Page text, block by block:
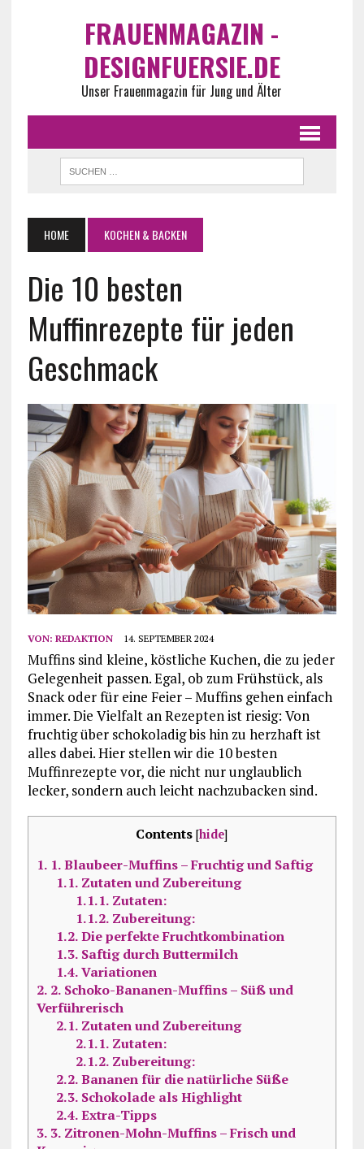
FRAUENMAGAZIN -
DESIGNFUERSIE.DE
Unser Frauenmagazin für Jung und Älter
HOME KOCHEN & BACKEN
Die 10 besten
Muffinrezepte für jeden
Geschmack
VON: REDAKTION 14. SEPTEMBER 2024
Muffins sind kleine, köstliche Kuchen, die zu jeder
Gelegenheit passen. Egal, ob zum Frühstück, als
Snack oder für eine Feier – Muffins gehen einfach
immer. Die Vielfalt an Rezepten ist riesig: Von
fruchtig über schokoladig bis hin zu herzhaft ist
alles dabei. Hier stellen wir die 10 besten
Muffinrezepte vor, die nicht nur unglaublich
lecker, sondern auch leicht nachzubacken sind.
Contents [hide]
1.1. Blaubeer-Muffins – Fruchtig und Saftig
1.1.Zutaten und Zubereitung
1.1.1. Zutaten:
1.1.2. Zubereitung:
1.2.Die perfekte Fruchtkombination
1.3.Saftig durch Buttermilch
1.4.Variationen
2.2. Schoko-Bananen-Muffins – Süß und
Verführerisch
2.1.Zutaten und Zubereitung
2.1.1. Zutaten:
2.1.2. Zubereitung:
2.2.Bananen für die natürliche Süße
2.3.Schokolade als Highlight
2.4.Extra-Tipps
3.3. Zitronen-Mohn-Muffins – Frisch und